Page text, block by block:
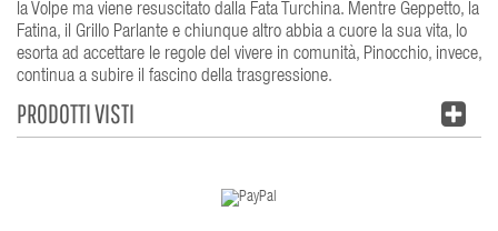
la Volpe ma viene resuscitato dalla Fata Turchina. Mentre Geppetto, la
Fatina, il Grillo Parlante e chiunque altro abbia a cuore la sua vita, lo
esorta ad accettare le regole del vivere in comunità, Pinocchio, invece,
continua a subire il fascino della trasgressione.
PRODOTTI VISTI